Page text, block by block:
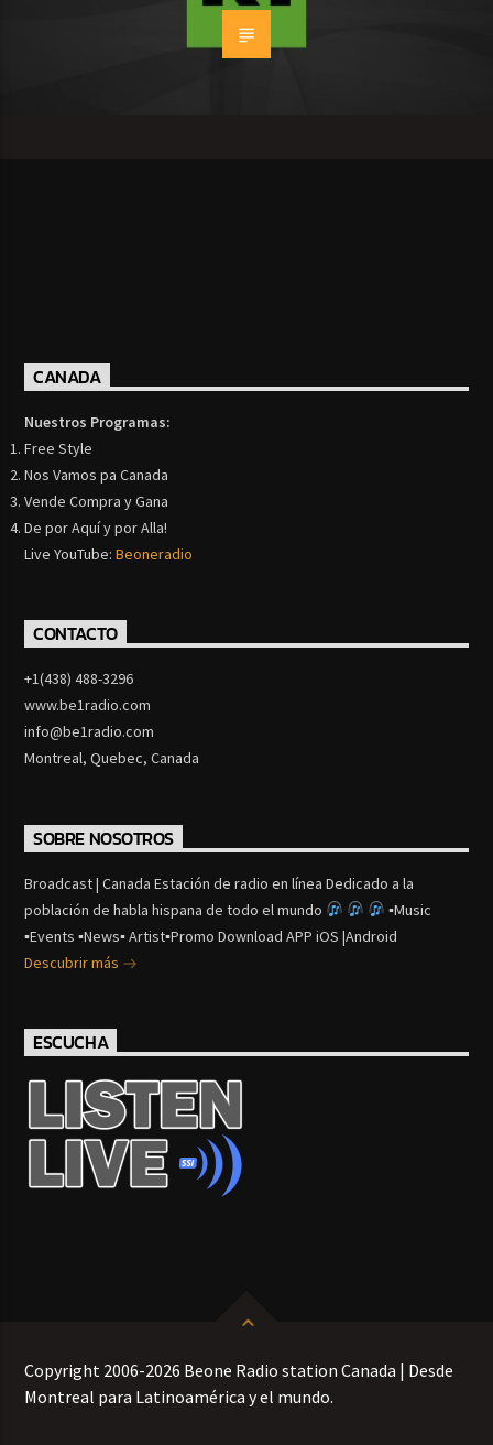
CANADA
Nuestros Programas:
Free Style
Nos Vamos pa Canada
Vende Compra y Gana
De por Aquí y por Alla!
Live YouTube:Beoneradio
CONTACTO
+1(438) 488-3296
www.be1radio.com
info@be1radio.com
Montreal, Quebec, Canada
SOBRE NOSOTROS
Broadcast | Canada Estación de radio en línea Dedicado a la
población de habla hispana de todo el mundo
▪Music
▪Events ▪News▪ Artist▪Promo Download APP iOS |Android
Descubrir más
ESCUCHA
Copyright 2006-2026 Beone Radio station Canada | Desde
Montreal para Latinoamérica y el mundo.